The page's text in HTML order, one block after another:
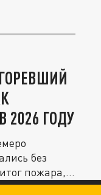
2026 ГОДУ
без
пожара,...